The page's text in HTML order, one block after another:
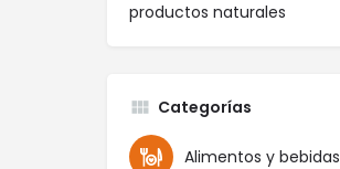
productos naturales
Categorías
Alimentos y bebidas